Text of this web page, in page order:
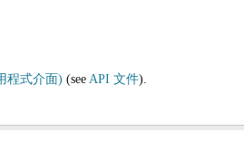
程式介面) (see API 文件).